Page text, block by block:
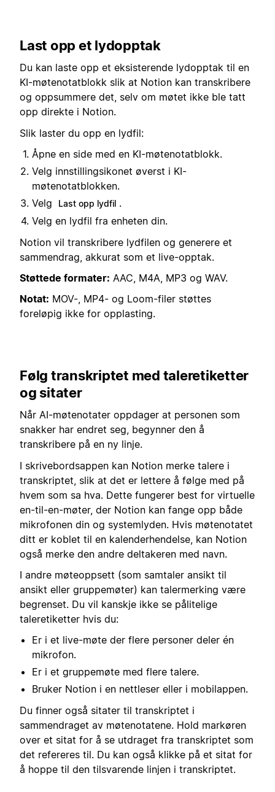
Last opp et lydopptak
Du kan laste opp et eksisterende lydopptak til en
KI-møtenotatblokk slik at Notion kan transkribere
og oppsummere det, selv om møtet ikke ble tatt
opp direkte i Notion.
Slik laster du opp en lydfil:
Åpne en side med en KI-møtenotatblokk.
Velg innstillingsikonet øverst i KI-
møtenotatblokken.
Velg
Last opp lydfil .
Velg en lydfil fra enheten din.
Notion vil transkribere lydfilen og generere et
sammendrag, akkurat som et live-opptak.
Støttede formater: AAC, M4A, MP3 og WAV.
Notat: MOV-, MP4- og Loom-filer støttes
foreløpig ikke for opplasting.
Følg transkriptet med taleretiketter
og sitater
Når AI-møtenotater oppdager at personen som
snakker har endret seg, begynner den å
transkribere på en ny linje.
I skrivebordsappen kan Notion merke talere i
transkriptet, slik at det er lettere å følge med på
hvem som sa hva. Dette fungerer best for virtuelle
en-til-en-møter, der Notion kan fange opp både
mikrofonen din og systemlyden. Hvis møtenotatet
ditt er koblet til en kalenderhendelse, kan Notion
også merke den andre deltakeren med navn.
I andre møteoppsett (som samtaler ansikt til
ansikt eller gruppemøter) kan talermerking være
begrenset. Du vil kanskje ikke se pålitelige
taleretiketter hvis du:
Er i et live-møte der flere personer deler én
mikrofon.
Er i et gruppemøte med flere talere.
Bruker Notion i en nettleser eller i mobilappen.
Du finner også sitater til transkriptet i
sammendraget av møtenotatene. Hold markøren
over et sitat for å se utdraget fra transkriptet som
det refereres til. Du kan også klikke på et sitat for
å hoppe til den tilsvarende linjen i transkriptet.